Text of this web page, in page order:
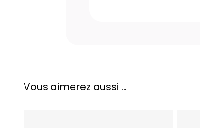
Vous aimerez aussi ...